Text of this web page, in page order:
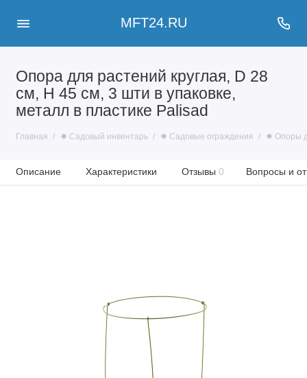
MFT24.RU
Опора для растений круглая, D 28
см, H 45 см, 3 шти в упаковке,
металл в пластике Palisad
Главная ✹ Садовый инвентарь ✹ Садовые ограждения ✹ Опоры
Описание Характеристики Отзывы 0 Вопросы и